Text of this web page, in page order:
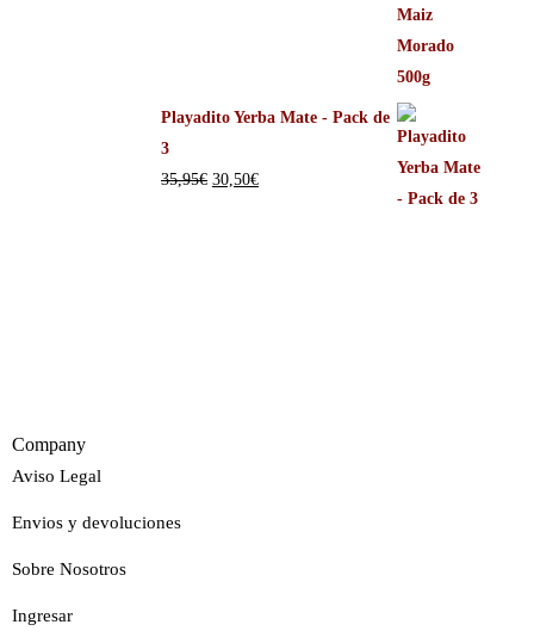
Playadito Yerba Mate - Pack de
3
35,95€ 30,50€
Company
Aviso Legal
Envios y devoluciones
Sobre Nosotros
Ingresar